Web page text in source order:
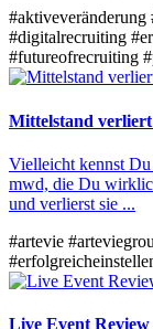
#aktiveveränderung
#digitalrecruiting
#futureofrecruiting
Mittelstand
Vielleicht kennst
mwd, die Du
und verlierst sie ...
#artevie
Live Event